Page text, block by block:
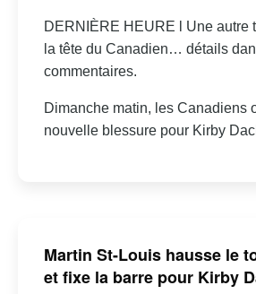
DERNIÈRE HEURE l Une autre
la tête du Canadien… détails
commentaires.
Dimanche matin, les Canadiens
nouvelle blessure pour Kirby
Martin St-Louis hausse le
et fixe la barre pour Kirby